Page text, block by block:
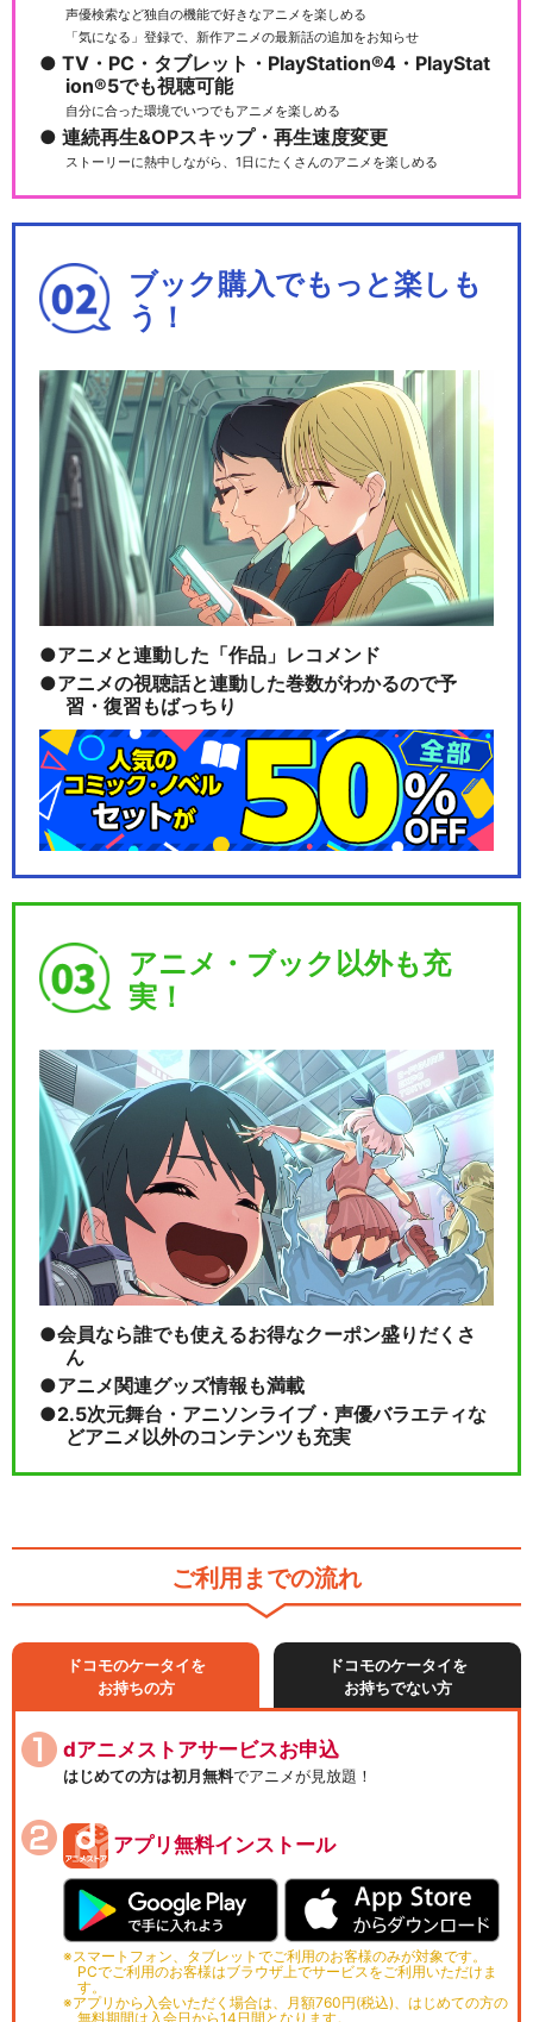
声優検索など独自の機能で好きなアニメを楽しめる
「気になる」登録で、新作アニメの最新話の追加をお知らせ
TV・PC・タブレット・PlayStation®4・PlayStat
ion®5でも視聴可能
自分に合った環境でいつでもアニメを楽しめる
連続再生&OPスキップ・再生速度変更
ストーリーに熱中しながら、1日にたくさんのアニメを楽しめる
ブック購入でもっと楽しも
う！
アニメと連動した「作品」レコメンド
アニメの視聴話と連動した巻数がわかるので予
習・復習もばっちり
アニメ・ブック以外も充
実！
会員なら誰でも使えるお得なクーポン盛りだくさ
ん
アニメ関連グッズ情報も満載
2.5次元舞台・アニソンライブ・声優バラエティな
どアニメ以外のコンテンツも充実
ご利用までの流れ
ドコモのケータイを
お持ちの方
ドコモのケータイを
お持ちでない方
dアニメストアサービスお申込
はじめての方は初月無料でアニメが見放題！
アプリ無料インストール
スマートフォン、タブレットでご利用のお客様のみが対象です。
PCでご利用のお客様はブラウザ上でサービスをご利用いただけま
す。
アプリから入会いただく場合は、月額760円(税込)、はじめての方の
無料期間は入会日から14日間となります。